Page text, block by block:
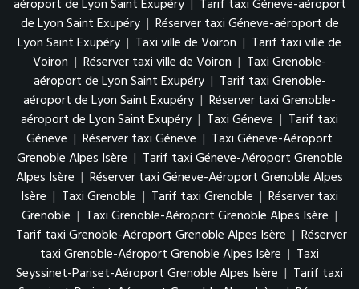
aéroport de Lyon Saint Exupéry | Tarif taxi Géneve-aéroport
de Lyon Saint Exupéry | Réserver taxi Géneve-aéroport de
Lyon Saint Exupéry | Taxi ville de Voiron | Tarif taxi ville de
Voiron | Réserver taxi ville de Voiron | Taxi Grenoble-
aéroport de Lyon Saint Exupéry | Tarif taxi Grenoble-
aéroport de Lyon Saint Exupéry | Réserver taxi Grenoble-
aéroport de Lyon Saint Exupéry | Taxi Géneve | Tarif taxi
Géneve | Réserver taxi Géneve | Taxi Géneve-Aéroport
Grenoble Alpes Isère | Tarif taxi Géneve-Aéroport Grenoble
Alpes Isère | Réserver taxi Géneve-Aéroport Grenoble Alpes
Isère | Taxi Grenoble | Tarif taxi Grenoble | Réserver taxi
Grenoble | Taxi Grenoble-Aéroport Grenoble Alpes Isère |
Tarif taxi Grenoble-Aéroport Grenoble Alpes Isère | Réserver
taxi Grenoble-Aéroport Grenoble Alpes Isère | Taxi
Seyssinet-Pariset-Aéroport Grenoble Alpes Isère | Tarif taxi